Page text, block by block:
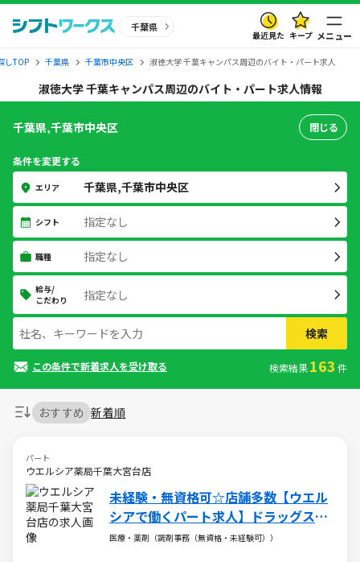
千葉県
最近見た キープ メニュー
しTOP 千葉県 千葉市中央区 淑徳大学 千葉キャンパス周辺のバイト・パート求人
淑徳大学 千葉キャンパス周辺のバイト・パート求人情報
おすすめ 新着順
パート
ウエルシア薬局千葉大宮台店
未経験・無資格可☆店舗多数【ウエル
シアで働くパート求人】ドラッグスト
アの調剤事務
医療・薬剤（調剤事務（無資格・未経験可））
千葉県,千葉市中央区 閉じる
条件を変更する
エリア 千葉県,千葉市中央区
シフト 指定なし
職種 指定なし
給与/
こだわり
指定なし
検索
この条件で新着求人を受け取る 検索結果163 件